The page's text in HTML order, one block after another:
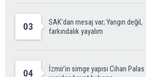
03
SAK’dan mesaj var; Yangın değil,
farkındalık yayalım
04
İzmir’in simge yapısı Cihan Palas